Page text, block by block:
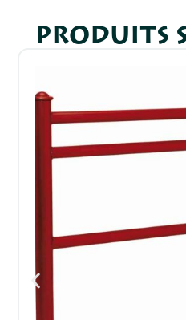
PRODUITS